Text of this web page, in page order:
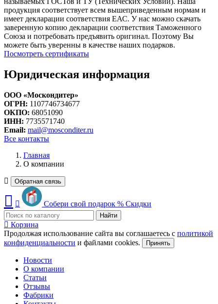
продукция соответствует всем вышеприведенным нормам и
имеет декларации соответствия ЕАС. У нас можно скачать
заверенную копию декларации соответствия Таможенного
Союза и потребовать предъявить оригинал. Поэтому Вы
можете быть уверенны в качестве наших подарков.
Посмотреть сертификаты
Юридическая информация
ООО «Москондитер»
ОГРН: 1107746734677
ОКПО: 68051090
ИНН: 7735571740
Email: mail@mosconditer.ru
Все контакты
Главная
О компании
Обратная связь
Собери свой подарок % Скидки
Найти
Корзина
Продолжая использование сайта вы соглашаетесь с политикой
конфиденциальности и файлами cookies. Принять
Новости
О компании
Статьи
Отзывы
Фабрики